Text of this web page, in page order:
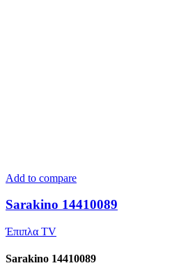
Add to compare
Sarakino 14410089
Έπιπλα TV
Sarakino 14410089